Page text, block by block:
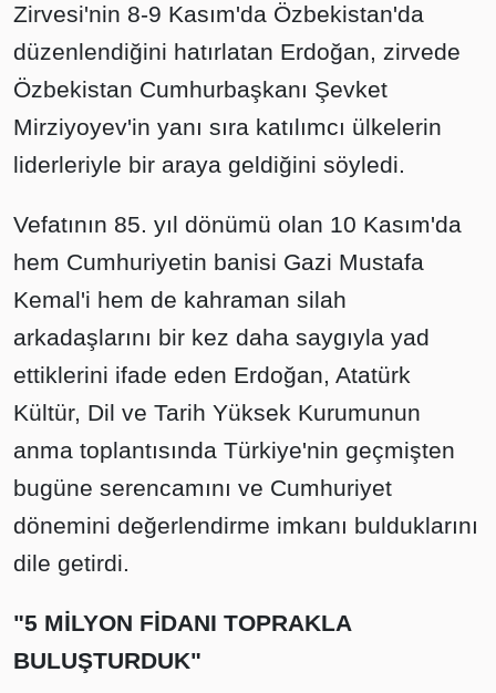
Zirvesi'nin 8-9 Kasım'da Özbekistan'da
düzenlendiğini hatırlatan Erdoğan, zirvede
Özbekistan Cumhurbaşkanı Şevket
Mirziyoyev'in yanı sıra katılımcı ülkelerin
liderleriyle bir araya geldiğini söyledi.
Vefatının 85. yıl dönümü olan 10 Kasım'da
hem Cumhuriyetin banisi Gazi Mustafa
Kemal'i hem de kahraman silah
arkadaşlarını bir kez daha saygıyla yad
ettiklerini ifade eden Erdoğan, Atatürk
Kültür, Dil ve Tarih Yüksek Kurumunun
anma toplantısında Türkiye'nin geçmişten
bugüne serencamını ve Cumhuriyet
dönemini değerlendirme imkanı bulduklarını
dile getirdi.
"5 MİLYON FİDANI TOPRAKLA
BULUŞTURDUK"